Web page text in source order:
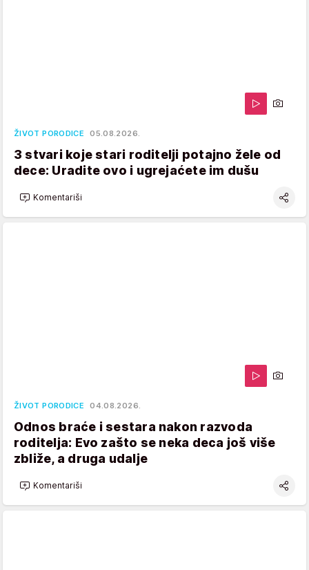
ŽIVOT PORODICE 05.08.2026.
3 stvari koje stari roditelji potajno žele od
dece: Uradite ovo i ugrejaćete im dušu
Komentariši
ŽIVOT PORODICE 04.08.2026.
Odnos braće i sestara nakon razvoda
roditelja: Evo zašto se neka deca još više
zbliže, a druga udalje
Komentariši